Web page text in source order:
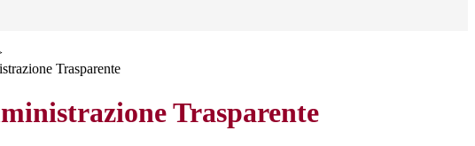
Trasparente
Trasparente